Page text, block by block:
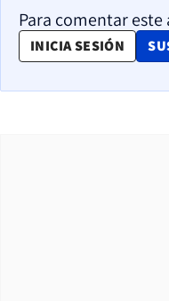
Para comentar
INICIA SESIÓN